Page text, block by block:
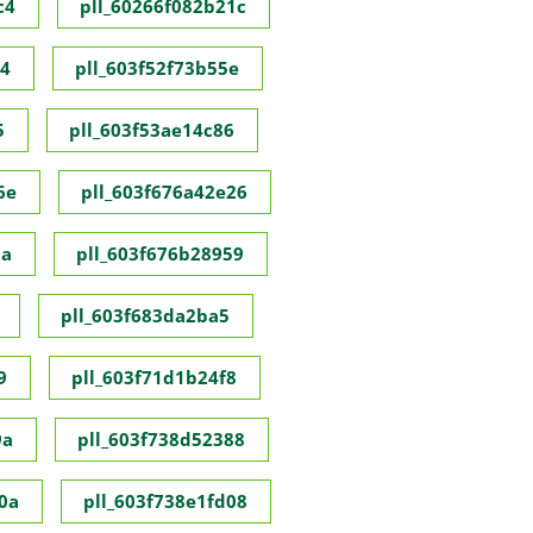
pll_60266f082b21c
pll_603f52f73b55e
pll_603f53ae14c86
pll_603f676a42e26
pll_603f676b28959
pll_603f683da2ba5
pll_603f71d1b24f8
pll_603f738d52388
pll_603f738e1fd08